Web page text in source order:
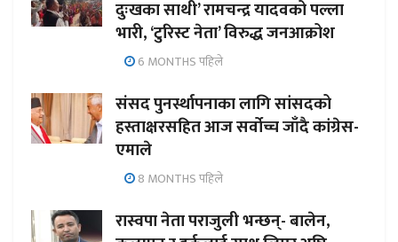
दुःखका साथी’ रामचन्द्र यादवको पल्ला
भारी, ‘टुरिस्ट नेता’ विरुद्ध जनआक्रोश
6 MONTHS पहिले
संसद पुनर्स्थापनाका लागि सांसदको
हस्ताक्षरसहित आज सर्वोच्च जाँदै कांग्रेस-
एमाले
8 MONTHS पहिले
रास्वपा नेता पराजुली भन्छन्- बालेन,